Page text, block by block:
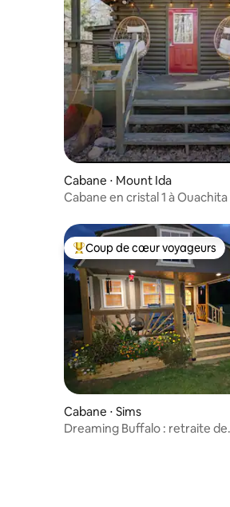
Cabane ⋅ Mount Ida
Cabane en cristal 1 à Ouachita
Coups de cœur voyageurs les
Coup de cœur voyageurs
Cabane ⋅ Sims
Dreaming Buffalo : retraite de